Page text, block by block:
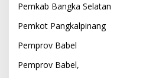
Pemkab Bangka Selatan
Pemkot Pangkalpinang
Pemprov Babel
Pemprov Babel,